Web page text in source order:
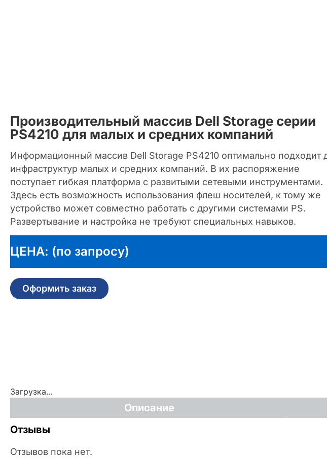
Производительный массив Dell Storage серии
PS4210 для малых и средних компаний
Информационный массив Dell Storage PS4210 оптимально подходит
инфраструктур малых и средних компаний. В их распоряжение
поступает гибкая платформа с развитыми сетевыми инструментами.
Здесь есть возможность использования флеш носителей, к тому же
устройство может совместно работать с другими системами PS.
Развертывание и настройка не требуют специальных навыков.
ЦЕНА: (по запросу)
Оформить заказ
Загрузка...
Описание
Отзывы
Отзывов пока нет.